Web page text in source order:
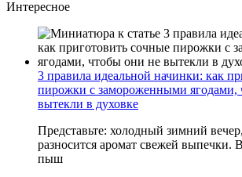
Интересное
3 правила идеальной начинки: как
пирожки с замороженными ягодами,
вытекли в духовке
Представьте: холодный зимний
разносится аромат свежей выпечки.
пыш